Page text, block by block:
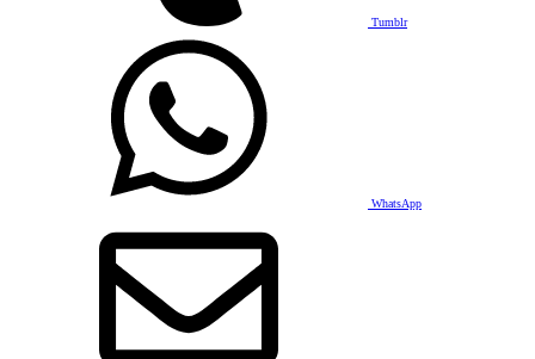
Tumblr
WhatsApp